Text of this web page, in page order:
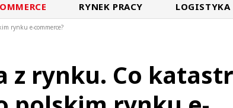
RYNEK PRACY LOGISTYKA
rynku e-commerce?
z rynku. Co